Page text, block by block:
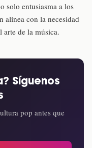
solo entusiasma a los
alinea con la necesidad
arte de la música.
Síguenos
pop antes que